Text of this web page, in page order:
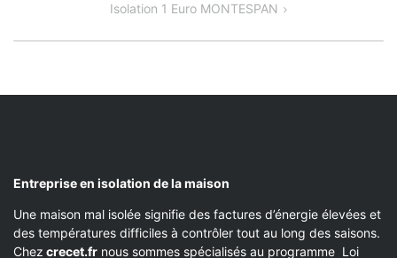
Isolation 1 Euro MONTESPAN
Entreprise en isolation de la maison
Une maison mal isolée signifie des factures d’énergie élevées et
des températures difficiles à contrôler tout au long des saisons.
Chez crecet.fr nous sommes spécialisés au programme Loi